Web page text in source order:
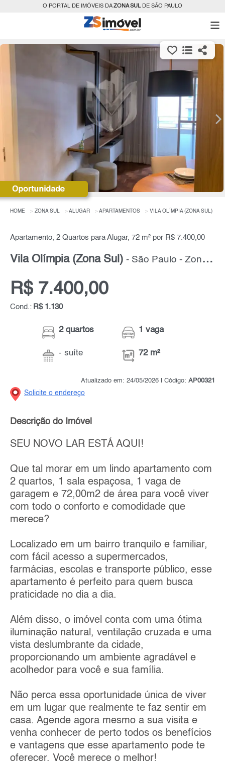
O PORTAL DE IMÓVEIS DAZONA SULDE SÃO PAULO
HOME ZONA SUL ALUGAR APARTAMENTOS VILA OLÍMPIA (ZONA SUL)
Apartamento, 2 Quartos para Alugar, 72 m² por R$ 7.400,00
Vila Olímpia (Zona Sul) - São Paulo - Zona Sul
R$ 7.400,00
Cond.: R$ 1.130
2 quartos
- suíte
1 vaga
72 m²
Atualizado em: 24/05/2026 | Código: AP00321
Solicite o endereço
Descrição do Imóvel
SEU NOVO LAR ESTÁ AQUI!
Que tal morar em um lindo apartamento com
2 quartos, 1 sala espaçosa, 1 vaga de
garagem e 72,00m2 de área para você viver
com todo o conforto e comodidade que
merece?
Localizado em um bairro tranquilo e familiar,
com fácil acesso a supermercados,
farmácias, escolas e transporte público, esse
apartamento é perfeito para quem busca
praticidade no dia a dia.
Além disso, o imóvel conta com uma ótima
iluminação natural, ventilação cruzada e uma
vista deslumbrante da cidade,
proporcionando um ambiente agradável e
acolhedor para você e sua família.
Não perca essa oportunidade única de viver
em um lugar que realmente te faz sentir em
casa. Agende agora mesmo a sua visita e
venha conhecer de perto todos os benefícios
e vantagens que esse apartamento pode te
oferecer. Você merece o melhor!